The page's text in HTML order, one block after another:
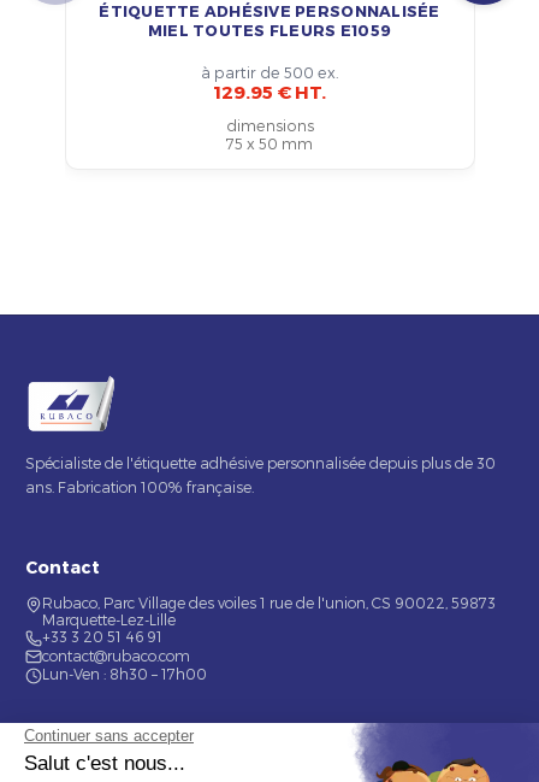
ÉTIQUETTE ADHÉSIVE PERSONNALISÉE
MIEL TOUTES FLEURS E1059
à partir de 500 ex.
129.95 € HT.
dimensions
75 x 50 mm
Spécialiste de l'étiquette adhésive personnalisée depuis plus de 30
ans. Fabrication 100% française.
Contact
Rubaco, Parc Village des voiles 1 rue de l'union, CS 90022, 59873
Marquette-Lez-Lille
+33 3 20 51 46 91
contact@rubaco.com
Lun-Ven : 8h30 – 17h00
Nos services
Étiquette alimentaire